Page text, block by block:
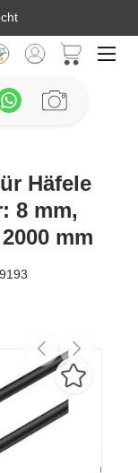
Häfele
8 mm,
mm